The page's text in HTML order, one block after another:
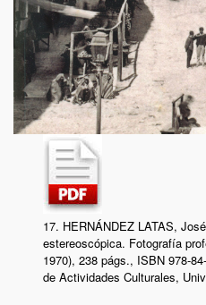
17. HERNÁNDEZ LATAS,
estereoscópica. Fotografía
1970), 238 págs., ISBN 978-
de Actividades Culturales,